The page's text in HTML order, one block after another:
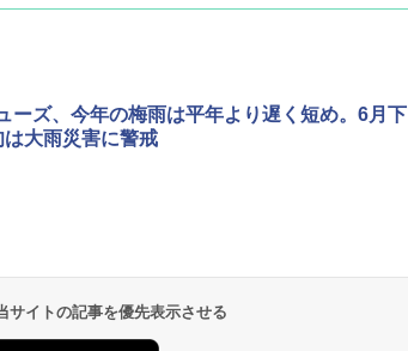
円～
円～
ーズ、今年の梅雨は平年より遅く短め。6月下
大雨災害に警戒
サイトの記事を優先表示させる